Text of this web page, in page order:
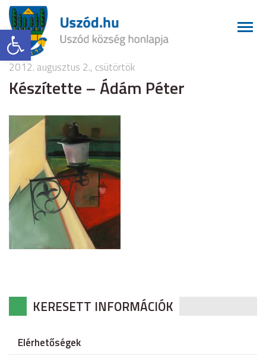
Eszköztár megnyitása
2012. augusztus 2., csütörtök
Készítette – Ádám Péter
KERESETT INFORMÁCIÓK
Elérhetőségek